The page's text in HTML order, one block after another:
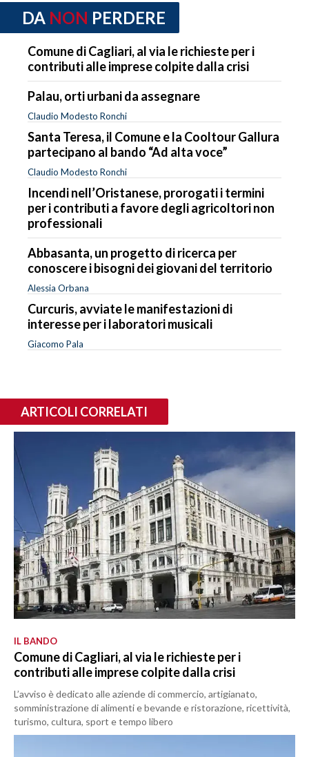
DA NON PERDERE
Comune di Cagliari, al via le richieste per i
contributi alle imprese colpite dalla crisi
Palau, orti urbani da assegnare
Claudio Modesto Ronchi
Santa Teresa, il Comune e la Cooltour Gallura
partecipano al bando “Ad alta voce”
Claudio Modesto Ronchi
Incendi nell’Oristanese, prorogati i termini
per i contributi a favore degli agricoltori non
professionali
Abbasanta, un progetto di ricerca per
conoscere i bisogni dei giovani del territorio
Alessia Orbana
Curcuris, avviate le manifestazioni di
interesse per i laboratori musicali
Giacomo Pala
ARTICOLI CORRELATI
IL BANDO
Comune di Cagliari, al via le richieste per i
contributi alle imprese colpite dalla crisi
L’avviso è dedicato alle aziende di commercio, artigianato,
somministrazione di alimenti e bevande e ristorazione, ricettività,
turismo, cultura, sport e tempo libero